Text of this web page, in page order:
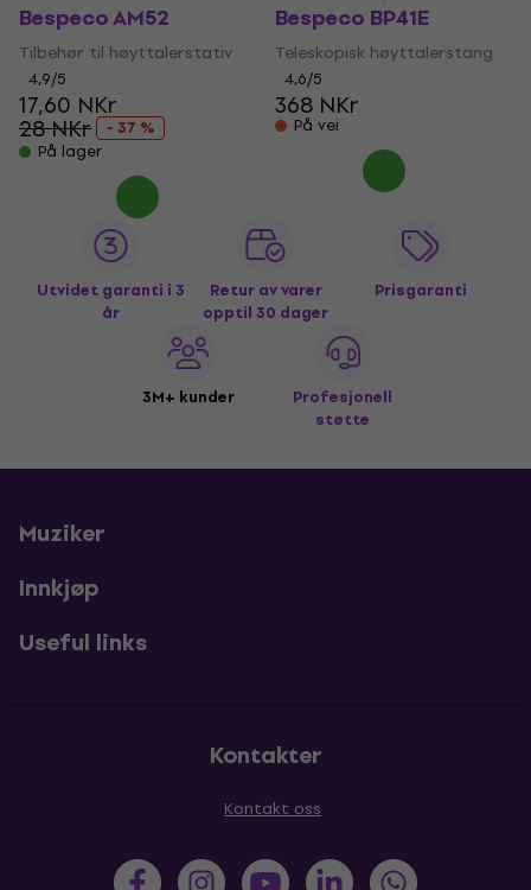
Bespeco AM52
Tilbehør til høyttalerstativ
4,9/5
17,60 NKr
28 NKr
- 37 %
På lager
Bespeco BP41E
Teleskopisk høyttalerstang
4,6/5
368 NKr
På vei
Utvidet garanti i 3
år
Retur av varer
opptil 30 dager
Prisgaranti
3M+ kunder
Profesjonell
støtte
Muziker
Innkjøp
Useful links
Kontakter
Kontakt oss